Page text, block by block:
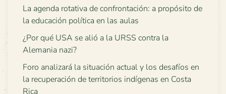
La agenda rotativa de confrontación: a propósito de
la educación política en las aulas
¿Por qué USA se alió a la URSS contra la
Alemania nazi?
Foro analizará la situación actual y los desafíos en
la recuperación de territorios indígenas en Costa
Rica